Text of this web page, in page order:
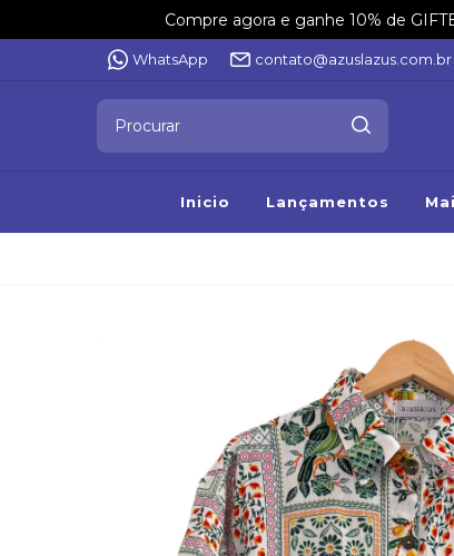
Compre agora e ganhe 10% de
WhatsApp contato@azuslazus.com.br
Inicio Lançamentos